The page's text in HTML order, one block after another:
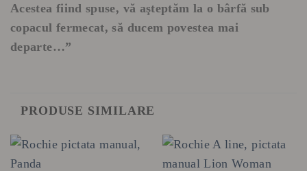
Acestea fiind spuse, vă aşteptăm la o bârfă sub
copacul fermecat, să ducem povestea mai
departe…”
PRODUSE SIMILARE